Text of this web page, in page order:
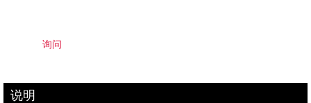
询问
说明